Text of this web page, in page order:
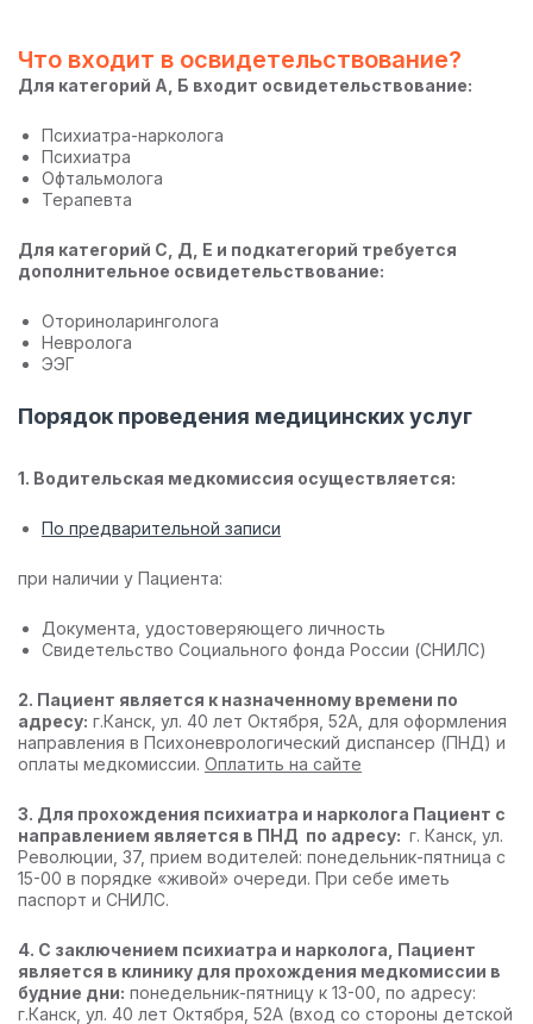
Что входит в освидетельствование?
Для категорий А, Б входит освидетельствование:
Психиатра-нарколога
Психиатра
Офтальмолога
Терапевта
Для категорий С, Д, Е и подкатегорий требуется
дополнительное освидетельствование:
Оториноларинголога
Невролога
ЭЭГ
Порядок проведения медицинских услуг
1. Водительская медкомиссия осуществляется:
По предварительной записи
при наличии у Пациента:
Документа, удостоверяющего личность
Свидетельство Социального фонда России (СНИЛС)
2. Пациент является к назначенному времени по
адресу: г.Канск, ул. 40 лет Октября, 52А, для оформления
направления в Психоневрологический диспансер (ПНД) и
оплаты медкомиссии. Оплатить на сайте
3. Для прохождения психиатра и нарколога Пациент с
направлением является в ПНД по адресу: г. Канск, ул.
Революции, 37, прием водителей: понедельник-пятница с
15-00 в порядке «живой» очереди. При себе иметь
паспорт и СНИЛС.
4. С заключением психиатра и нарколога, Пациент
является в клинику для прохождения медкомиссии в
будние дни: понедельник-пятницу к 13-00, по адресу:
г.Канск, ул. 40 лет Октября, 52А (вход со стороны детской